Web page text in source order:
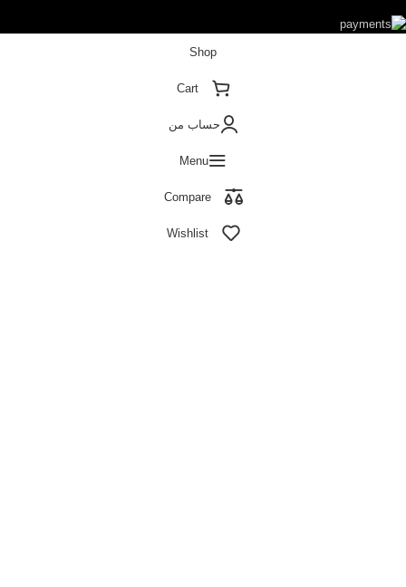
Shop
Cart
حساب من
Menu
Compare
Wishlist